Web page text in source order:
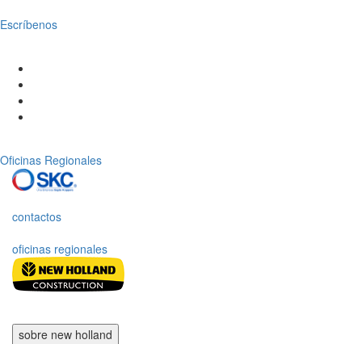
Escríbenos
Oficinas Regionales
contactos
oficinas regionales
sobre new holland